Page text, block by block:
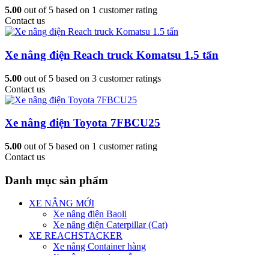
5.00 out of 5 based on 1 customer rating
Contact us
Xe nâng điện Reach truck Komatsu 1.5 tấn
5.00 out of 5 based on 3 customer ratings
Contact us
Xe nâng điện Toyota 7FBCU25
5.00 out of 5 based on 1 customer rating
Contact us
Danh mục sản phẩm
XE NÂNG MỚI
Xe nâng điện Baoli
Xe nâng điện Caterpillar (Cat)
XE REACHSTACKER
Xe nâng Container hàng